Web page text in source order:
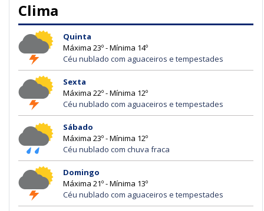
Clima
Quinta
Máxima 23º - Mínima 14º
Céu nublado com aguaceiros e tempestades
Sexta
Máxima 22º - Mínima 12º
Céu nublado com aguaceiros e tempestades
Sábado
Máxima 23º - Mínima 12º
Céu nublado com chuva fraca
Domingo
Máxima 21º - Mínima 13º
Céu nublado com aguaceiros e tempestades